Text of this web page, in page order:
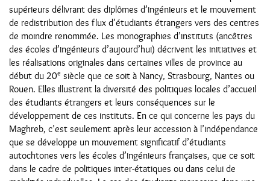
supérieurs délivrant des diplômes d’ingénieurs et le mouvement
de redistribution des flux d’étudiants étrangers vers des centres
de moindre renommée. Les monographies d’instituts (ancêtres
des écoles d’ingénieurs d’aujourd’hui) décrivent les initiatives et
les réalisations originales dans certaines villes de province au
début du 20e siècle que ce soit à Nancy, Strasbourg, Nantes ou
Rouen. Elles illustrent la diversité des politiques locales d’accueil
des étudiants étrangers et leurs conséquences sur le
développement de ces instituts. En ce qui concerne les pays du
Maghreb, c’est seulement après leur accession à l’indépendance
que se développe un mouvement significatif d’étudiants
autochtones vers les écoles d’ingénieurs françaises, que ce soit
dans le cadre de politiques inter-étatiques ou dans celui de